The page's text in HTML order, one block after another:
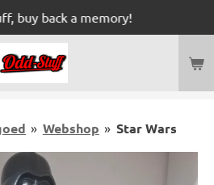
buy back a memory!
» Webshop » Star Wars